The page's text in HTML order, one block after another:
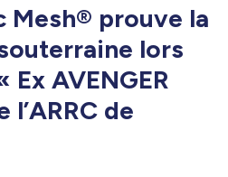
Mesh® prouve la
lors
Ex AVENGER
l’ARRC de